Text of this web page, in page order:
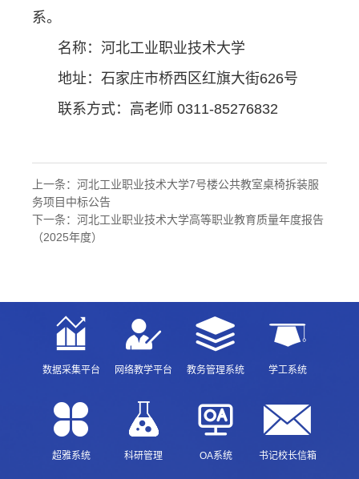
系。
名称：河北工业职业技术大学
地址：石家庄市桥西区红旗大街626号
联系方式：高老师 0311-85276832
上一条： 河北工业职业技术大学7号楼公共教室桌椅拆装服
务项目中标公告
下一条： 河北工业职业技术大学高等职业教育质量年度报告
（2025年度）
数据采集平台 网络教学平台 教务管理系统 学工系统
超雅系统 科研管理 OA系统 书记校长信箱